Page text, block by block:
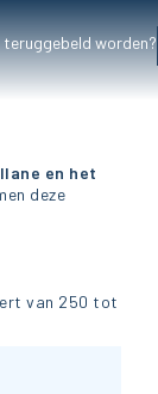
teruggebeld worden?
en het
deze
van 250 tot